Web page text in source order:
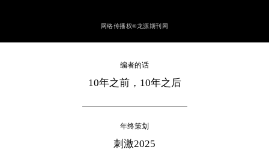
网络传播权©龙源期刊网
编者的话
10年之前，10年之后
年终策划
刺激2025